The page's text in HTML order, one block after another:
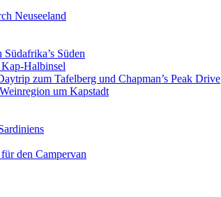
Neuseeland
Süden
Halbinsel
zum Tafelberg und Chapman’s Peak Drive
um Kapstadt
den Campervan